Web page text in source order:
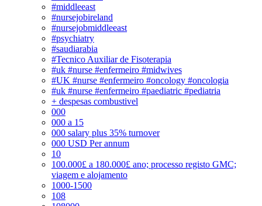
#middleeast
#nursejobireland
#nursejobmiddleeast
#psychiatry
#saudiarabia
#Tecnico Auxiliar de Fisoterapia
#uk #nurse #enfermeiro #midwives
#UK #nurse #enfermeiro #oncology #oncologia
#uk #nurse #enfermeiro #paediatric #pediatria
+ despesas combustivel
000
000 a 15
000 salary plus 35% turnover
000 USD Per annum
10
100.000£ a 180.000£ ano; processo registo GMC;
viagem e alojamento
1000-1500
108